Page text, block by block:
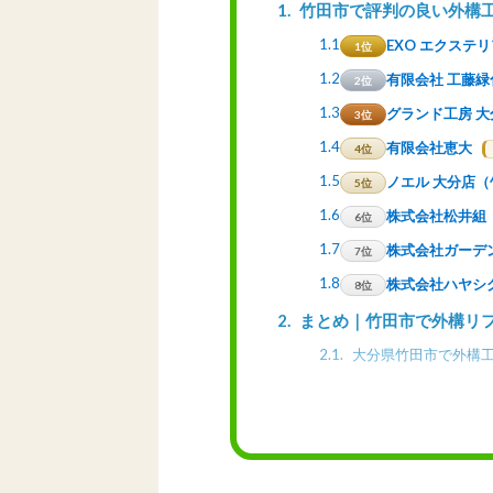
1 竹田市で評判の良い外構
1.1 1位
EXO エクステ
1.2
2位
有限会社 工藤
1.3
3位
グランド工房
1.4
4位
有限会社恵大
1.5
5位
ノエル 大分店
1.6
6位
株式会社松井組
1.7
7位
株式会社ガーデ
1.8
8位 株式会社ハヤシ
2 まとめ｜竹田市で外構リ
2.1 大分県竹田市で外構